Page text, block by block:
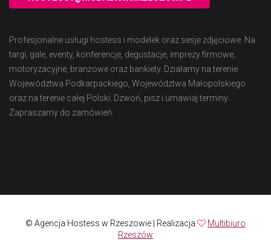
Profesjonalne usługi hostess i modelek oraz sesje zdjęciowe. Na
targi, gale, eventy, konferencje, degustacje, imprezy firmowe,
motoryzacyjne, branżowe oraz bankiety. Działamy na terenie
Województwa Podkarpackiego, Województwa Małopolskiego
oraz na terenie całej Polski. Dzwoń, pisz i umawiaj terminy.
Zapraszamy do zamówień.
© Agencja Hostess w Rzeszowie | Realizacja
Multibiuro
Rzeszów